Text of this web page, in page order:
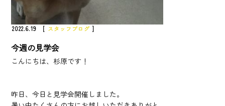
2022.6.19 [ スタッフブログ ]
今週の見学会
こんにちは、杉原です！
昨日、今日と見学会開催しました。